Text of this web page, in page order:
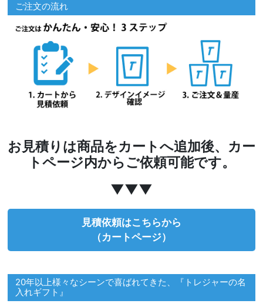
ご注文の流れ
お見積りは商品をカートへ追加後、カー
トページ内からご依頼可能です。
▼▼▼
見積依頼はこちらから
（カートページ）
20年以上様々なシーンで喜ばれてきた、『トレジャーの名
入れギフト』